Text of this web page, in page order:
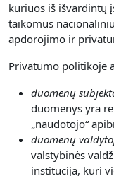
kuriuos iš išvardintų
taikomus
apdorojimo ir
Privatumo politikoje
duomenų
duomenys yra
„naudotojo“
duomenų
valstybinės
institucija, kuri